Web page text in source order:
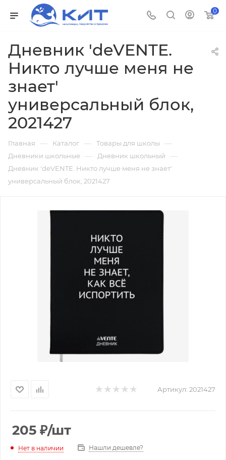
0
Дневник 'deVENTE.
Никто лучше меня не
знает'
универсальный блок,
2021427
Главная — Каталог — Товары для школы —
Дневники школьные — Дневник школьный —
Дневник 'deVENTE. Никто лучше меня не знает'
универсальный блок, 2021427
Артикул: 2021427
205 ₽/шт
Нет в наличии Нашли дешевле?